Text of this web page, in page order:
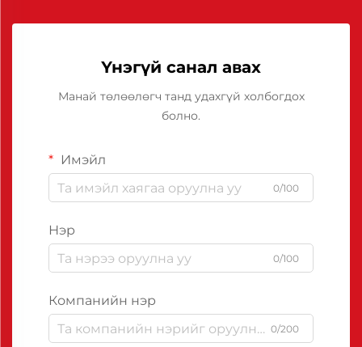
Үнэгүй санал авах
Манай төлөөлөгч танд удахгүй холбогдох
болно.
Имэйл
0/100
Нэр
0/100
Компанийн нэр
0/200